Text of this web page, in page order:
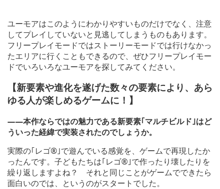
ユーモアはこのようにわかりやすいものだけでなく、注意
してプレイしていないと見逃してしまうものもあります。
フリープレイモードではストーリーモードでは行けなかっ
たエリアに行くこともできるので、ぜひフリープレイモー
ドでいろいろなユーモアを探してみてください。
【新要素や進化を遂げた数々の要素により、あら
ゆる人が楽しめるゲームに！】
――本作ならではの魅力である新要素｢マルチビルド｣はど
ういった経緯で実装されたのでしょうか。
実際の｢レゴ®｣で遊んでいる感覚を、ゲームで再現したか
ったんです。子どもたちは｢レゴ®｣で作ったり壊したりを
繰り返しますよね？ それと同じことがゲームでできたら
面白いのでは、というのがスタートでした。